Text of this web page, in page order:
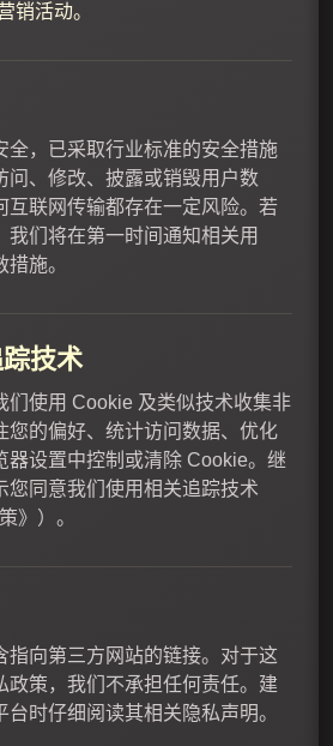
销活动。
全，已采取行业标准的安全措施
问、修改、披露或销毁用户数
互联网传输都存在一定风险。若
我们将在第一时间通知相关用
施。
技术
们使用 Cookie 及类似技术收集非
您的偏好、统计访问数据、优化
器设置中控制或清除 Cookie。继
您同意我们使用相关追踪技术
》）。
指向第三方网站的链接。对于这
政策，我们不承担任何责任。建
时仔细阅读其相关隐私声明。